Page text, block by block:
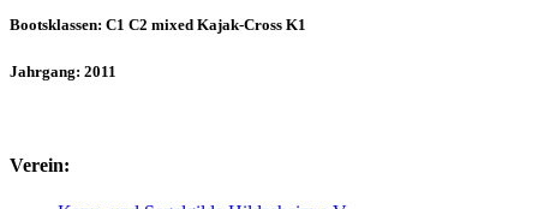
Bootsklassen: C1 C2 mixed Kajak-Cross K1
Jahrgang: 2011
Verein: